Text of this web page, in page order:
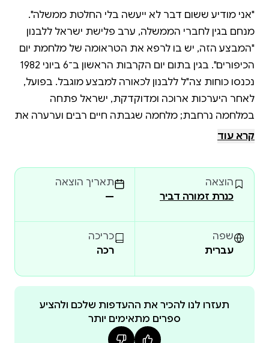
"אני מודיע ששום דבר לא ייעשה בלי החלטת ממשלה".
מנחם בגין לחברי הממשלה, ערב פלישת ישראל ללבנון
"המבצע הזה, יש בו לרפא את הטראומה של מלחמת יום
הכיפורים". בגין בתום יום הקרבות הראשון ב־6 ביוני 1982
נכנסו כוחות צה"ל ללבנון לכאורה למבצע מוגבל. בפועל,
לאחר היערכות ארוכה ומדוקדקת, ישראל פתחה
במלחמה נרחבת; מלחמה שגבתה חיים רבים וערערה את
שהובילו למלחמת לבנון. בעזרת מסמכים שמתפרסמים
בספר זה לראשונה, פורס ההיסטוריון יגאל קיפניס את
נסיבות המלחמה, את ההכנות והדיונים לקראתה
בוושינגטון ומול הנוצרים בלבנון, ומעל הכול — את התיאום
העקבי בין ראש הממשלה מנחם בגין לשר הביטחון אריאל
שרון. בגין לא נגרר אחר כוונותיו מרחיקות הלכת של שרון.
מטרות המלחמה נגזרו מתפיסת עולמו, והוא תמרן
בעורמה, בתחכום ובהחלטיות בין עקרונותיו ובין
מחויבויותיו כמנהיג המוביל אומה למלחמה ולמאבק מדיני
על צדקתה. עם זאת, בגין גם היה נתון לשינויים נפשיים
קרא עוד
הוצאה
כנרת זמורה דביר
תאריך הוצאה
—
שפה
עברית
כריכה
רכה
תעזרו לנו להכיר את ההעדפות שלכם ולהציע
ספרים מתאימים יותר